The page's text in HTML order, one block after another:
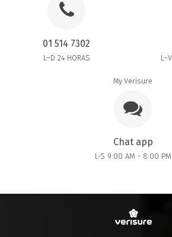
01 514 7302
L–D 24 HORAS
My Verisure
Chat app
L-S 9:00 AM - 8:00 PM